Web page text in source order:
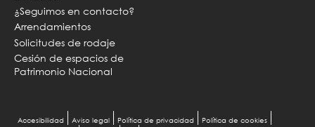
¿Seguimos en contacto?
Arrendamientos
Solicitudes de rodaje
Cesión de espacios de
Patrimonio Nacional
MENU
Accesibilidad Aviso legal Política de privacidad Política de cookies